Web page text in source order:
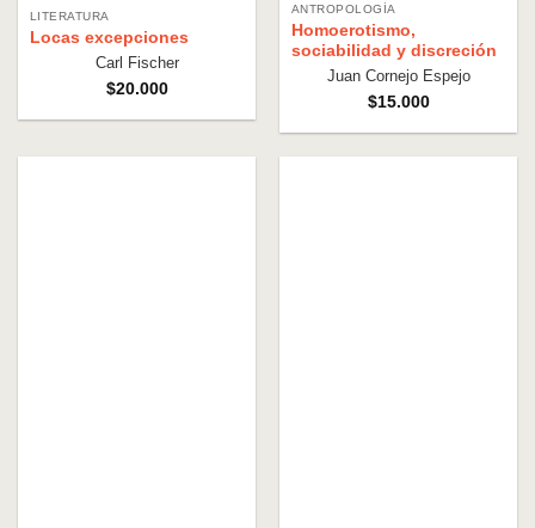
LITERATURA
Locas excepciones
Carl Fischer
$20.000
ANTROPOLOGÍA
Homoerotismo,
sociabilidad y discreción
Juan Cornejo Espejo
$15.000